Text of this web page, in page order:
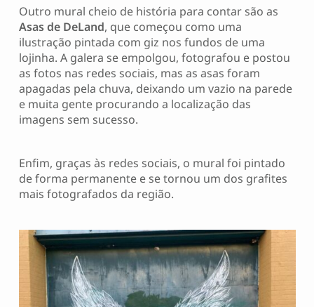
Outro mural cheio de história para contar são as
Asas de DeLand, que começou como uma
ilustração pintada com giz nos fundos de uma
lojinha. A galera se empolgou, fotografou e postou
as fotos nas redes sociais, mas as asas foram
apagadas pela chuva, deixando um vazio na parede
e muita gente procurando a localização das
imagens sem sucesso.
Enfim, graças às redes sociais, o mural foi pintado
de forma permanente e se tornou um dos grafites
mais fotografados da região.